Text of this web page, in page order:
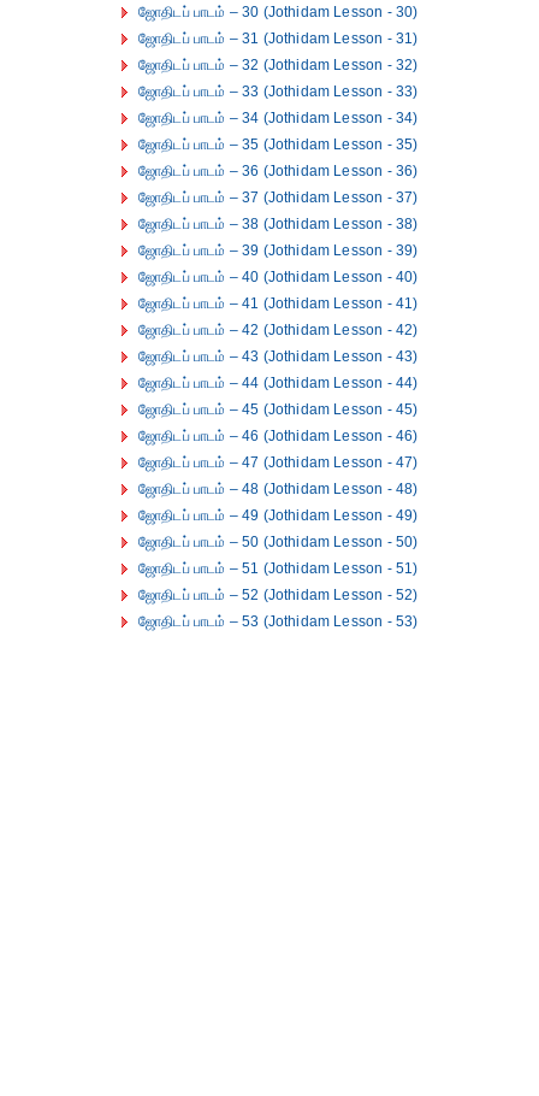
ஜோதிடப் பாடம் – 30 (Jothidam Lesson - 30)
ஜோதிடப் பாடம் – 31 (Jothidam Lesson - 31)
ஜோதிடப் பாடம் – 32 (Jothidam Lesson - 32)
ஜோதிடப் பாடம் – 33 (Jothidam Lesson - 33)
ஜோதிடப் பாடம் – 34 (Jothidam Lesson - 34)
ஜோதிடப் பாடம் – 35 (Jothidam Lesson - 35)
ஜோதிடப் பாடம் – 36 (Jothidam Lesson - 36)
ஜோதிடப் பாடம் – 37 (Jothidam Lesson - 37)
ஜோதிடப் பாடம் – 38 (Jothidam Lesson - 38)
ஜோதிடப் பாடம் – 39 (Jothidam Lesson - 39)
ஜோதிடப் பாடம் – 40 (Jothidam Lesson - 40)
ஜோதிடப் பாடம் – 41 (Jothidam Lesson - 41)
ஜோதிடப் பாடம் – 42 (Jothidam Lesson - 42)
ஜோதிடப் பாடம் – 43 (Jothidam Lesson - 43)
ஜோதிடப் பாடம் – 44 (Jothidam Lesson - 44)
ஜோதிடப் பாடம் – 45 (Jothidam Lesson - 45)
ஜோதிடப் பாடம் – 46 (Jothidam Lesson - 46)
ஜோதிடப் பாடம் – 47 (Jothidam Lesson - 47)
ஜோதிடப் பாடம் – 48 (Jothidam Lesson - 48)
ஜோதிடப் பாடம் – 49 (Jothidam Lesson - 49)
ஜோதிடப் பாடம் – 50 (Jothidam Lesson - 50)
ஜோதிடப் பாடம் – 51 (Jothidam Lesson - 51)
ஜோதிடப் பாடம் – 52 (Jothidam Lesson - 52)
ஜோதிடப் பாடம் – 53 (Jothidam Lesson - 53)